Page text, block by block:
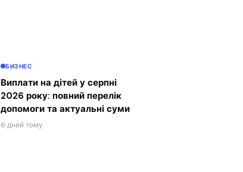
БИЗНЕС
Виплати на дітей у серпні
2026 року: повний перелік
допомоги та актуальні суми
6 дней тому